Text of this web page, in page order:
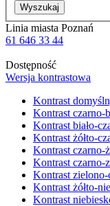
Wyszukaj
Linia miasta Poznań
61 646 33 44
Dostępność
Wersja kontrastowa
Kontrast
Kontrast czarno-
Kontrast biało-
Kontrast żółto-
Kontrast czarno-
Kontrast czarno-
Kontrast zielono-
Kontrast żółto-
Kontrast